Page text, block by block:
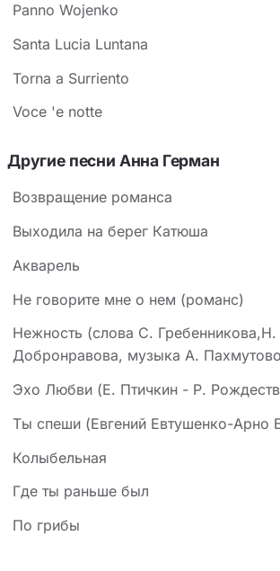
Panno Wojenko
Santa Lucia Luntana
Torna a Surriento
Voce 'e notte
Другие песни Анна Герман
Возвращение романса
Выходила на берег Катюша
Акварель
Не говорите мне о нем (романс)
Нежность (слова С. Гребенникова,Н.
Добронравова, музыка А.
Эхо Любви (Е. Птичкин - Р.
Ты спеши (Евгений Евтушенко-Арно
Колыбельная
Где ты раньше был
По грибы